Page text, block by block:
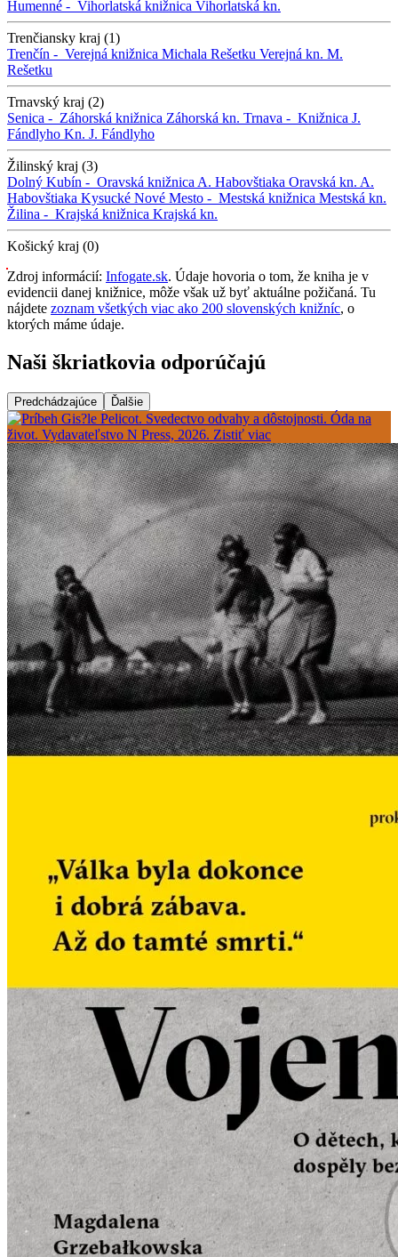
Humenné - Vihorlatská knižnica Vihorlatská kn.
Trenčiansky kraj (1)
Trenčín - Verejná knižnica Michala Rešetku Verejná kn. M.
Rešetku
Trnavský kraj (2)
Senica - Záhorská knižnica Záhorská kn. Trnava - Knižnica J.
Fándlyho Kn. J. Fándlyho
Žilinský kraj (3)
Dolný Kubín - Oravská knižnica A. Habovštiaka Oravská kn. A.
Habovštiaka Kysucké Nové Mesto - Mestská knižnica Mestská kn.
Žilina - Krajská knižnica Krajská kn.
Košický kraj (0)
Zdroj informácií: Infogate.sk. Údaje hovoria o tom, že kniha je v
evidencii danej knižnice, môže však už byť aktuálne požičaná. Tu
nájdete zoznam všetkých viac ako 200 slovenských knižníc, o
ktorých máme údaje.
Naši škriatkovia odporúčajú
Predchádzajúce Ďalšie